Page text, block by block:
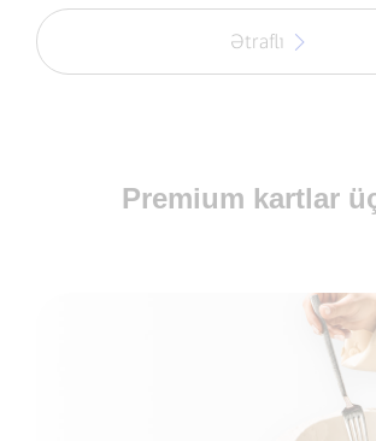
Ətraflı
Premium kartlar